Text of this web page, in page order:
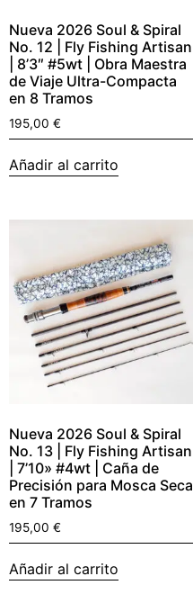
Nueva 2026 Soul & Spiral
No. 12 | Fly Fishing Artisan
| 8’3″ #5wt | Obra Maestra
de Viaje Ultra-Compacta
en 8 Tramos
195,00 €
Añadir al carrito
Nueva 2026 Soul & Spiral
No. 13 | Fly Fishing Artisan
| 7’10» #4wt | Caña de
Precisión para Mosca Seca
en 7 Tramos
195,00 €
Añadir al carrito